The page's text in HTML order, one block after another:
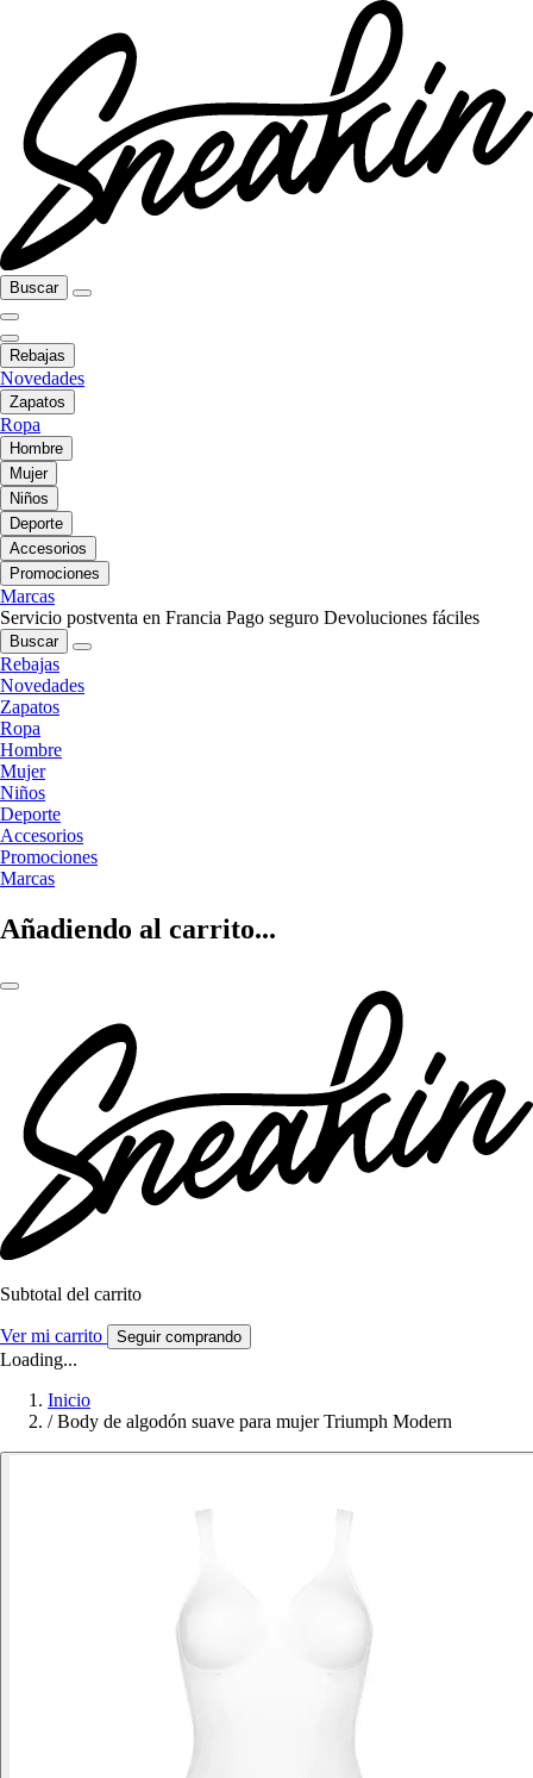
Buscar
Rebajas
Novedades
Zapatos
Ropa
Hombre
Mujer
Niños
Deporte
Accesorios
Promociones
Marcas
Servicio postventa en Francia Pago seguro Devoluciones fáciles
Buscar
Rebajas
Novedades
Zapatos
Ropa
Hombre
Mujer
Niños
Deporte
Accesorios
Promociones
Marcas
Añadiendo al carrito...
Subtotal del carrito
Ver mi carrito Seguir comprando
Loading...
Inicio
/ Body de algodón suave para mujer Triumph Modern